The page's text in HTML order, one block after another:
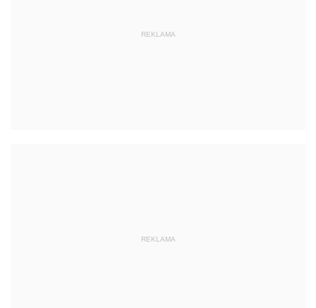
REKLAMA
REKLAMA